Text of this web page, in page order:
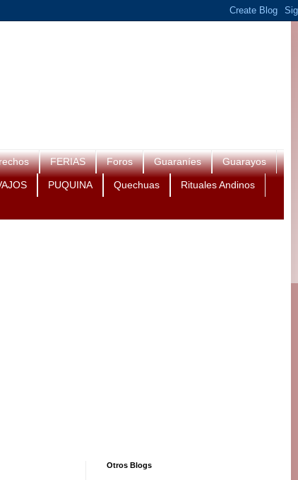
FERIAS Foros Guaraníes Guarayos
PUQUINA Quechuas Rituales Andinos
Otros Blogs